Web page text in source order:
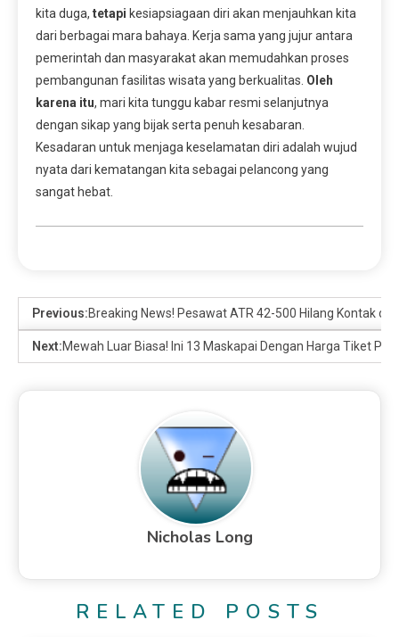
kita duga, tetapi kesiapsiagaan diri akan menjauhkan kita
dari berbagai mara bahaya. Kerja sama yang jujur antara
pemerintah dan masyarakat akan memudahkan proses
pembangunan fasilitas wisata yang berkualitas. Oleh
karena itu, mari kita tunggu kabar resmi selanjutnya
dengan sikap yang bijak serta penuh kesabaran.
Kesadaran untuk menjaga keselamatan diri adalah wujud
nyata dari kematangan kita sebagai pelancong yang
sangat hebat.
Previous:Breaking News! Pesawat ATR 42-500 Hilang Kontak di
Next:Mewah Luar Biasa! Ini 13 Maskapai Dengan Harga Tiket
Nicholas Long
RELATED POSTS